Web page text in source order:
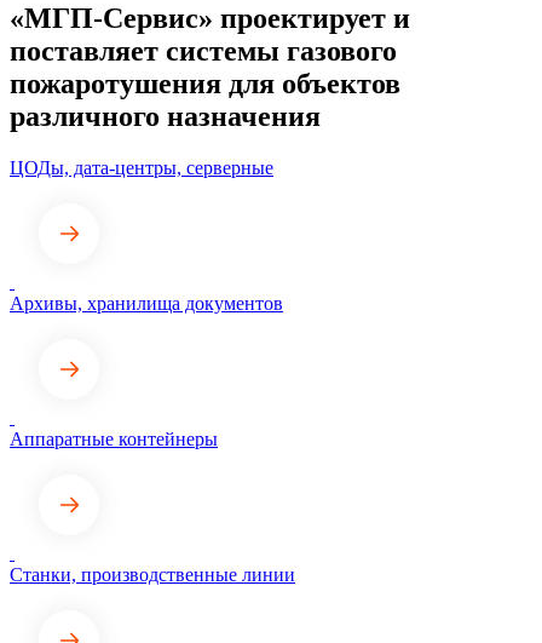
«МГП-Сервис» проектирует и
поставляет системы газового
пожаротушения для объектов
различного назначения
ЦОДы, дата-центры, серверные
Архивы, хранилища документов
Аппаратные контейнеры
Станки, производственные линии